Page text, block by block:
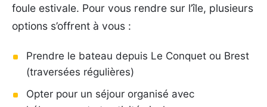
foule estivale. Pour vous rendre sur l’île, plusieurs
options s’offrent à vous :
Prendre le bateau depuis Le Conquet ou Brest
(traversées régulières)
Opter pour un séjour organisé avec